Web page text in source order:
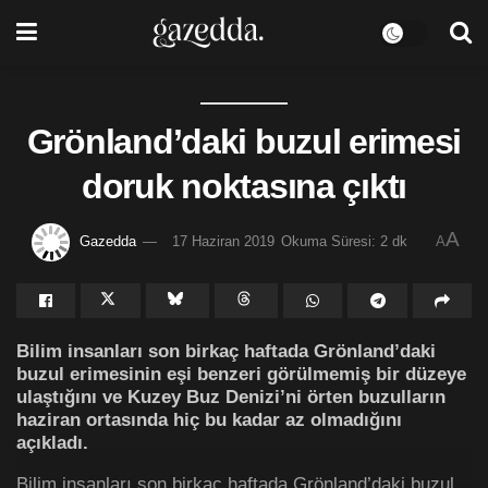
Grönland’daki buzul erimesi
doruk noktasına çıktı
Gazedda 17 Haziran 2019 Okuma Süresi: 2 dk AA
Bilim insanları son birkaç haftada Grönland’daki
buzul erimesinin eşi benzeri görülmemiş bir düzeye
ulaştığını ve Kuzey Buz Denizi’ni örten buzulların
haziran ortasında hiç bu kadar az olmadığını
açıkladı.